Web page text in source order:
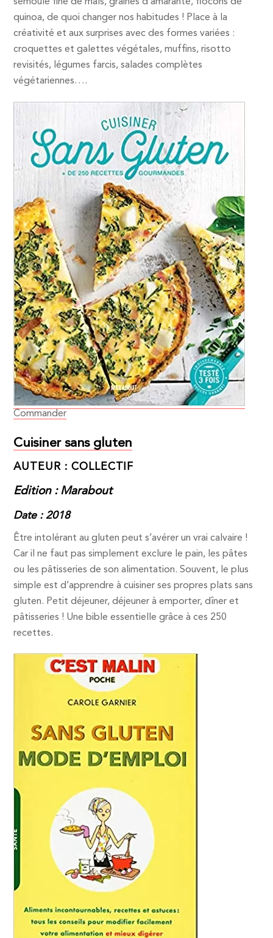
quinoa, de quoi changer nos habitudes ! Place à la
créativité et aux surprises avec des formes variées :
croquettes et galettes végétales, muffins, risotto
revisités, légumes farcis, salades complètes
végétariennes….
Commander
Cuisiner sans gluten
AUTEUR : COLLECTIF
Edition : Marabout
Date : 2018
Être intolérant au gluten peut s’avérer un vrai calvaire !
Car il ne faut pas simplement exclure le pain, les pâtes
ou les pâtisseries de son alimentation. Souvent, le plus
simple est d’apprendre à cuisiner ses propres plats sans
gluten. Petit déjeuner, déjeuner à emporter, dîner et
pâtisseries ! Une bible essentielle grâce à ces 250
recettes.